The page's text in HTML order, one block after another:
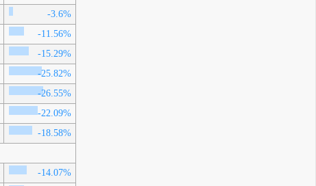
-3.6%
-11.56%
-15.29%
-25.82%
-26.55%
-22.09%
-18.58%
-14.07%